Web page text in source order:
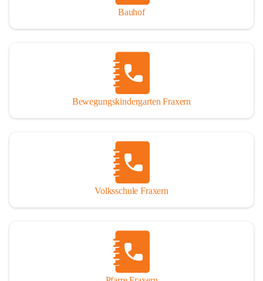
Bauhof
Bewegungskindergarten Fraxern
Volksschule Fraxern